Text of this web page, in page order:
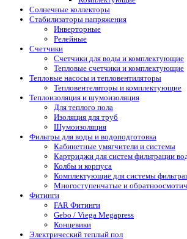
Солнечные коллекторы
Стабилизаторы напряжения
Инверторные
Релейные
Счетчики
Счетчики для воды и комплектующие
Тепловые счетчики и комплектующие
Тепловые насосы и тепловентиляторы
Тепловентеляторы и комплектующие
Теплоизоляция и шумоизоляция
Для теплого пола
Изоляция для труб
Шумоизоляция
Фильтры для воды и водоподготовка
Кабинетные умягчители и системы
Картриджи для систем фильтрации
Колбы и корпуса
Комплектующие для системы
Многоступенчатые и
Фитинги
FAR Фитинги
Gebo / Viega Megapress
Концевики
Электрический теплый пол